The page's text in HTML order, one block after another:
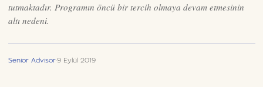
tutmaktadır. Programın öncü bir tercih olmaya devam etmesinin
altı nedeni.
Senior Advisor·9 Eylül 2019